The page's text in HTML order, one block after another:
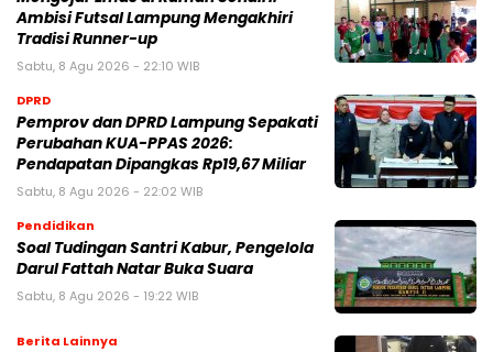
Ambisi Futsal Lampung Mengakhiri
Tradisi Runner-up
Sabtu, 8 Agu 2026 - 22:10 WIB
DPRD
Pemprov dan DPRD Lampung Sepakati
Perubahan KUA-PPAS 2026:
Pendapatan Dipangkas Rp19,67 Miliar
Sabtu, 8 Agu 2026 - 22:02 WIB
Pendidikan
Soal Tudingan Santri Kabur, Pengelola
Darul Fattah Natar Buka Suara
Sabtu, 8 Agu 2026 - 19:22 WIB
Berita Lainnya